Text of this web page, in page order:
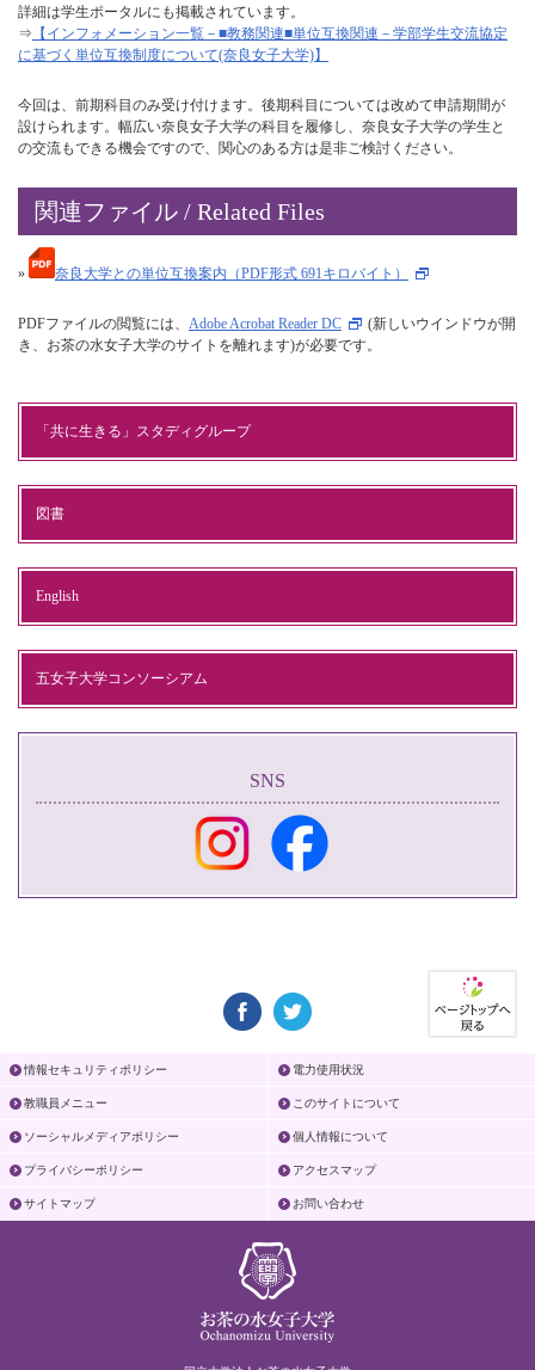
詳細は学生ポータルにも掲載されています。
⇒ 【インフォメーション一覧－■教務関連■単位互換関連－学部学生交流協定
に基づく単位互換制度について(奈良女子大学)】
今回は、前期科目のみ受け付けます。後期科目については改めて申請期間が
設けられます。幅広い奈良女子大学の科目を履修し、奈良女子大学の学生と
の交流もできる機会ですので、関心のある方は是非ご検討ください。
関連ファイル / Related Files
» 奈良大学との単位互換案内（PDF形式 691キロバイト）
PDFファイルの閲覧には、 Adobe Acrobat Reader DC
(新しいウインドウが開
き、お茶の水女子大学のサイトを離れます)が必要です。
「共に生きる」スタディグループ
図書
English
五女子大学コンソーシアム
SNS
情報セキュリティポリシー 電力使用状況
教職員メニュー このサイトについて
ソーシャルメディアポリシー 個人情報について
プライバシーポリシー アクセスマップ
サイトマップ お問い合わせ